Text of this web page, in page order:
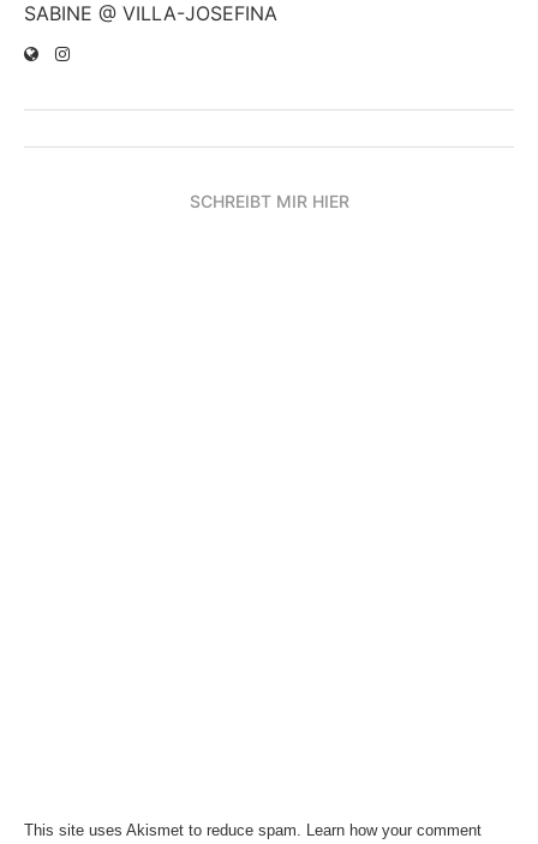
SABINE @ VILLA-JOSEFINA
SCHREIBT MIR HIER
This site uses Akismet to reduce spam. Learn how your comment